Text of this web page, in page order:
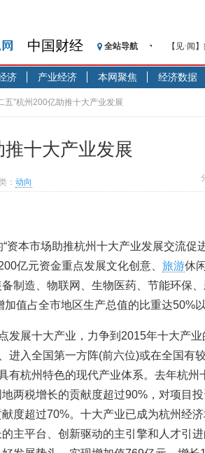
中国财经 全站导航
【见·闻
记者手记
【见·闻
济安金
【新华
央行公
基本面
沥青期货
恒生聚
济安金
济 产业经济 本网聚焦 经济数据
五”杭州200亿助推十大产业发展
推十大产业发展
： 动向
资本市场助推杭州十大产业发展交流促
亿元资金重点发展文化创意、 旅游休
制造、物联网、生物医药、节能环保
值占全市地区生产总值的比重达50%以
发展十大产业，力争到2015年十大产
进入全国第一方阵(前六位)或在全国有
有杭州特色的现代产业体系。去年杭州
两税增长的贡献度超过90%，对项目
度超过70%。十大产业已成为杭州经
主平台、创新驱动的主引擎和人才引进